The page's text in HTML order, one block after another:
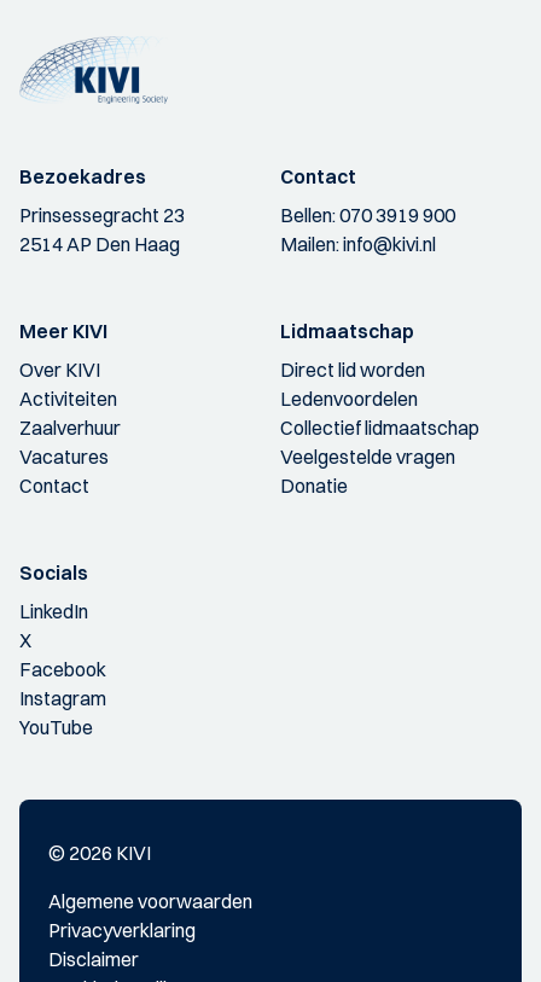
Bezoekadres
Prinsessegracht 23
2514 AP Den Haag
Contact
Bellen:070 3919 900
Mailen:info@kivi.nl
Meer KIVI
Over KIVI
Activiteiten
Zaalverhuur
Vacatures
Contact
Lidmaatschap
Direct lid worden
Ledenvoordelen
Collectief lidmaatschap
Veelgestelde vragen
Donatie
Socials
LinkedIn
X
Facebook
Instagram
YouTube
© 2026 KIVI
Algemene voorwaarden
Privacyverklaring
Disclaimer